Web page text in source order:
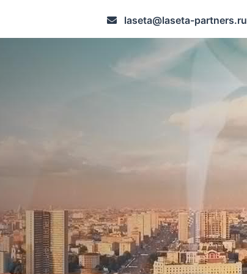
laseta@laseta-partners.ru